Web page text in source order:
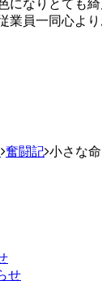
になりとても
員一同心より
奮闘記 小さな命
せ